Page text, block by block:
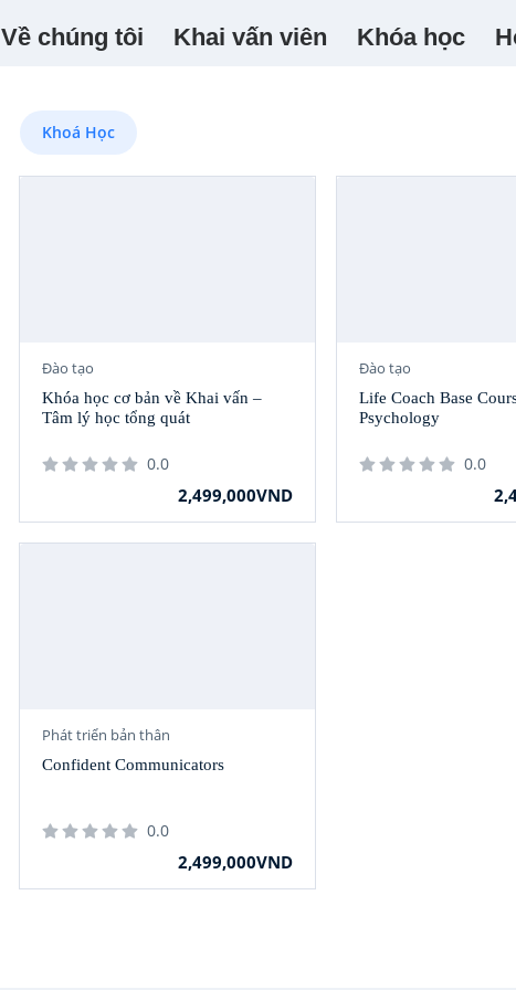
Về chúng tôi Khai vấn viên Khóa học
Khoá Học
Đào tạo
Khóa học cơ bản về Khai vấn –
Tâm lý học tổng quát
0.0
2,499,000VND
Đào tạo
Life Coach Base
Psychology
0.0
Phát triển bản thân
Confident Communicators
0.0
2,499,000VND